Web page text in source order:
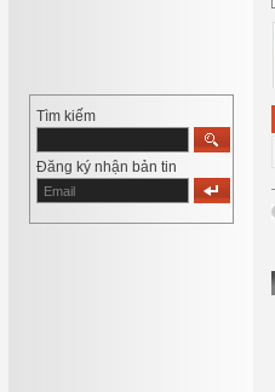
Tìm kiếm
Đăng ký nhận bản tin